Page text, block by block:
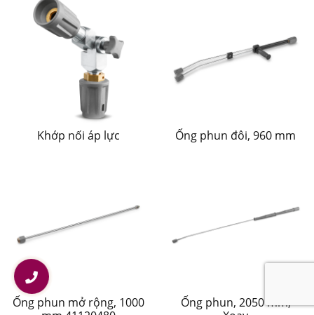
Khớp nối áp lực Ống phun đôi, 960 mm
Ống phun mở rộng, 1000
Ống phun, 2050 mm,